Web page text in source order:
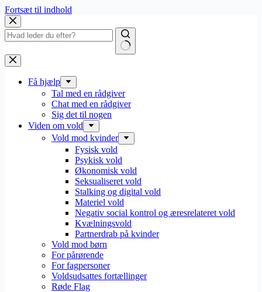
Fortsæt til indhold
Få hjælp
Tal med en rådgiver
Chat med en rådgiver
Sig det til nogen
Viden om vold
Vold mod kvinder
Fysisk vold
Psykisk vold
Økonomisk vold
Seksualiseret vold
Stalking og digital vold
Materiel vold
Negativ social kontrol og æresrelateret vold
Kvælningsvold
Partnerdrab på kvinder
Vold mod børn
For pårørende
For fagpersoner
Voldsudsattes fortællinger
Røde Flag